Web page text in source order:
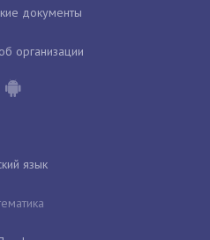
документы
организации
язык